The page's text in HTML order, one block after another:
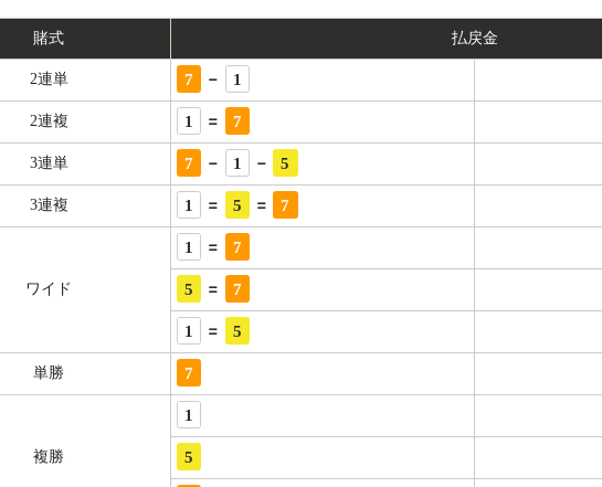
賭式 払戻金
2連単 7 - 1
2連複 1 = 7
3連単 7 - 1 - 5
3連複 1 = 5 = 7
ワイド
1 = 7
5 = 7
1 = 5
単勝 7
複勝
1
5